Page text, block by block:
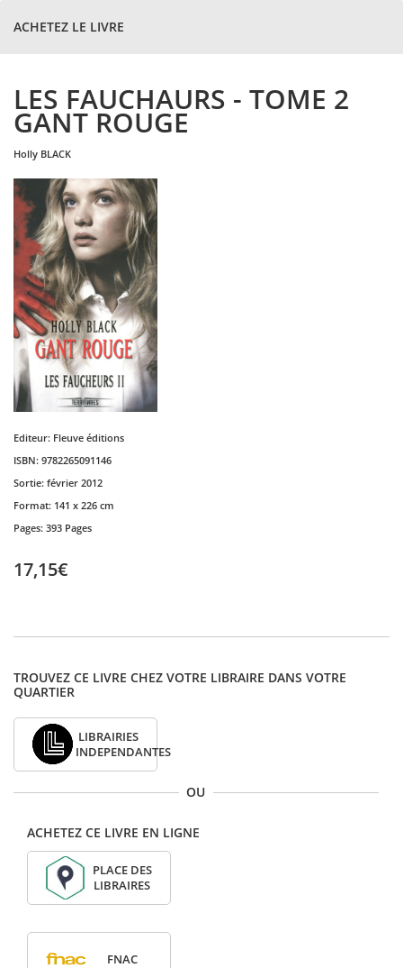
ACHETEZ LE LIVRE
LES FAUCHAURS - TOME 2
GANT ROUGE
holly BLACK
Editeur: Fleuve éditions
ISBN: 9782265091146
Sortie: février 2012
Format: 141 x 226 cm
Pages: 393 Pages
17,15€
TROUVEZ CE LIVRE CHEZ VOTRE LIBRAIRE DANS VOTRE
QUARTIER
LIBRAIRIES
INDEPENDANTES
OU
ACHETEZ CE LIVRE EN LIGNE
PLACE DES
LIBRAIRES
FNAC